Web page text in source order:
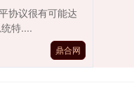
协议很有可能达
特....
鼎合网